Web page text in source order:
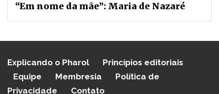
“Em nome da mãe”: Maria de Nazaré
Explicando o Pharol
Princípios editoriais
Equipe
Membresia
Política de
Privacidade
Contato